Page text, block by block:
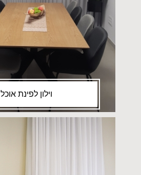
וילון לפינת אוכל